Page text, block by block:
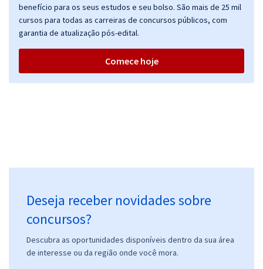
benefício para os seus estudos e seu bolso. São mais de 25 mil
cursos para todas as carreiras de concursos públicos, com
garantia de atualização pós-edital.
Comece hoje
Deseja receber novidades sobre
concursos?
Descubra as oportunidades disponíveis dentro da sua área
de interesse ou da região onde você mora.